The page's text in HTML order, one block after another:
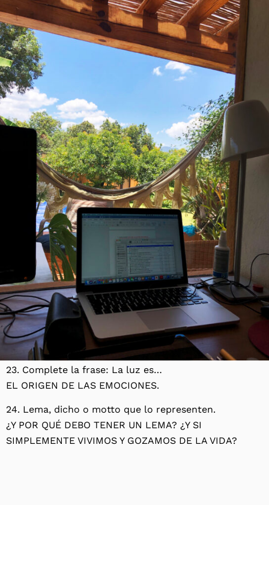
23. Complete la frase: La luz es…
EL ORIGEN DE LAS EMOCIONES.
24. Lema, dicho o motto que lo representen.
¿Y POR QUÉ DEBO TENER UN LEMA? ¿Y SI
SIMPLEMENTE VIVIMOS Y GOZAMOS DE LA VIDA?